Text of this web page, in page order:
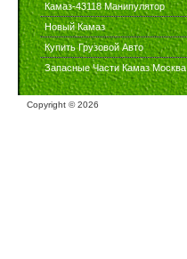
Камаз-43118 Манипулятор
Новый Камаз
Купить Грузовой Авто
Запасные Части Камаз Москва
Copyright ©2026